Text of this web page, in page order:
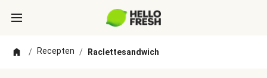
/ Recepten / Raclettesandwich